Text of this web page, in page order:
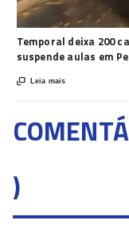
Temporal deixa 200
suspende aulas em
 Leia mais
)